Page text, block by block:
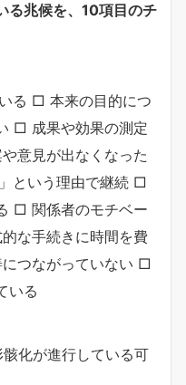
る兆候を、10項目のチ
る □ 本来の目的につ
□ 成果や効果の測定
意見が出なくなった
という理由で継続 □
□ 関係者のモチベー
な手続きに時間を費
つながっていない □
いる
化が進行している可